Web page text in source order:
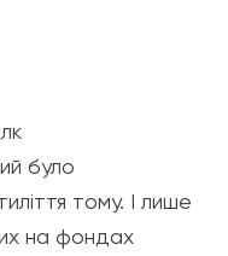
було
тому. І лише
на фондах